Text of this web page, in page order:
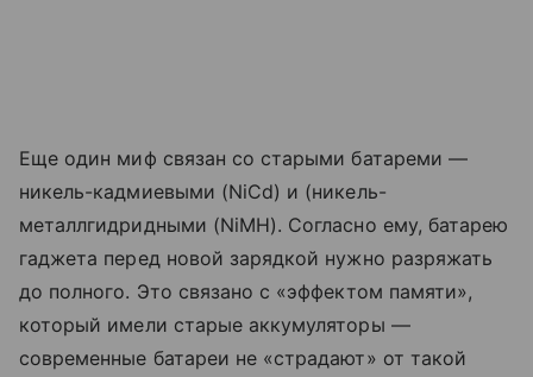
Еще один миф связан со старыми батареми —
никель-кадмиевыми (NiCd) и (никель-
металлгидридными (NiMH). Согласно ему, батарею
гаджета перед новой зарядкой нужно разряжать
до полного. Это связано с «эффектом памяти»,
который имели старые аккумуляторы —
современные батареи не «страдают» от такой